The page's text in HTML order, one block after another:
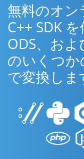
無料のオ
C++ SDK
ODS、お
のいくつか
で変換しま